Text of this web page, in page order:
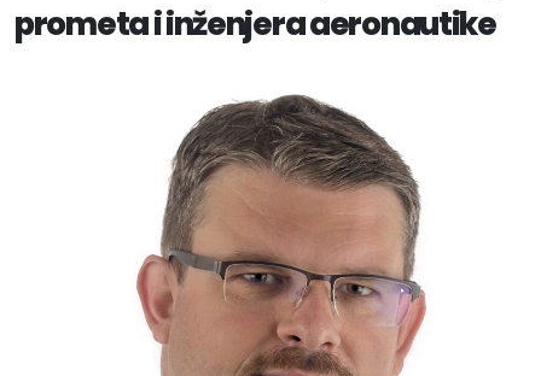
prometa i inženjera aeronautike